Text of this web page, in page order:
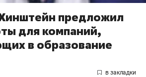
предложил
для компаний,
в образование